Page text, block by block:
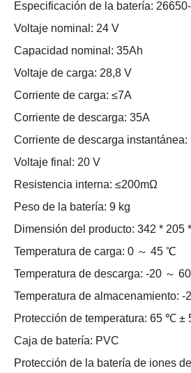
Especificación de la batería:
Voltaje nominal: 24 V
Capacidad nominal: 35Ah
Voltaje de carga: 28,8 V
Corriente de carga: ≤7A
Corriente de descarga: 35A
Corriente de descarga instantánea:
Voltaje final: 20 V
Resistencia interna: ≤200mΩ
Peso de la batería: 9 kg
Dimensión del producto: 342 * 205
Temperatura de carga: 0 ～ 45 ℃
Temperatura de descarga: -20 ～
Temperatura de almacenamiento:
Protección de temperatura: 65 ℃
Caja de batería: PVC
Protección de la batería de iones